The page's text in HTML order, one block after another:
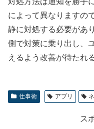
によって異なりますの
静に対処する必要があ
側で対策に乗り出し、
えるよう改善が待たれ
仕事術 アプリ
ス